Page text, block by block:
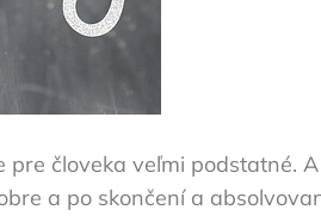
človeka veľmi podstatné.
a po skončení a